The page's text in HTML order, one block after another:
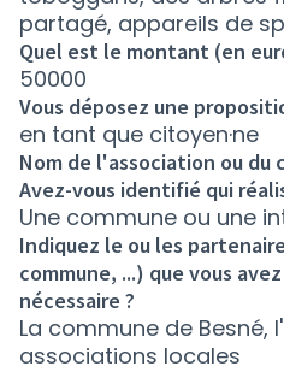
partagé, appareils de
Quel est le montant (en
50000
Vous déposez une
en tant que citoyen·ne
Nom de l'association ou
Avez-vous identifié qui
Une commune ou une
Indiquez le ou les
commune, ...) que vous
nécessaire ?
La commune de Besné,
associations locales